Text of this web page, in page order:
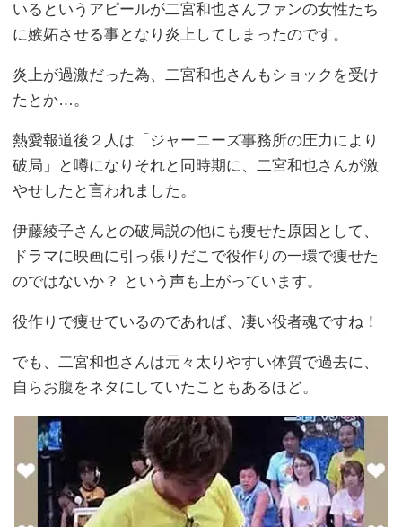
いるというアピールが二宮和也さんファンの女性たち
に嫉妬させる事となり炎上してしまったのです。
炎上が過激だった為、二宮和也さんもショックを受け
たとか…。
熱愛報道後２人は「ジャーニーズ事務所の圧力により
破局」と噂になりそれと同時期に、二宮和也さんが激
やせしたと言われました。
伊藤綾子さんとの破局説の他にも痩せた原因として、
ドラマに映画に引っ張りだこで役作りの一環で痩せた
のではないか？ という声も上がっています。
役作りで痩せているのであれば、凄い役者魂ですね！
でも、二宮和也さんは元々太りやすい体質で過去に、
自らお腹をネタにしていたこともあるほど。